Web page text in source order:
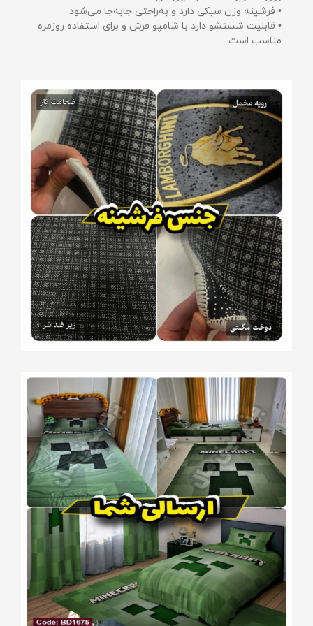
• فرشینه وزن سبکی دارد و به‌راحتی جابه‌جا می‌شود
• قابلیت شستشو دارد با شامپو فرش و برای استفاده روزمره
مناسب است